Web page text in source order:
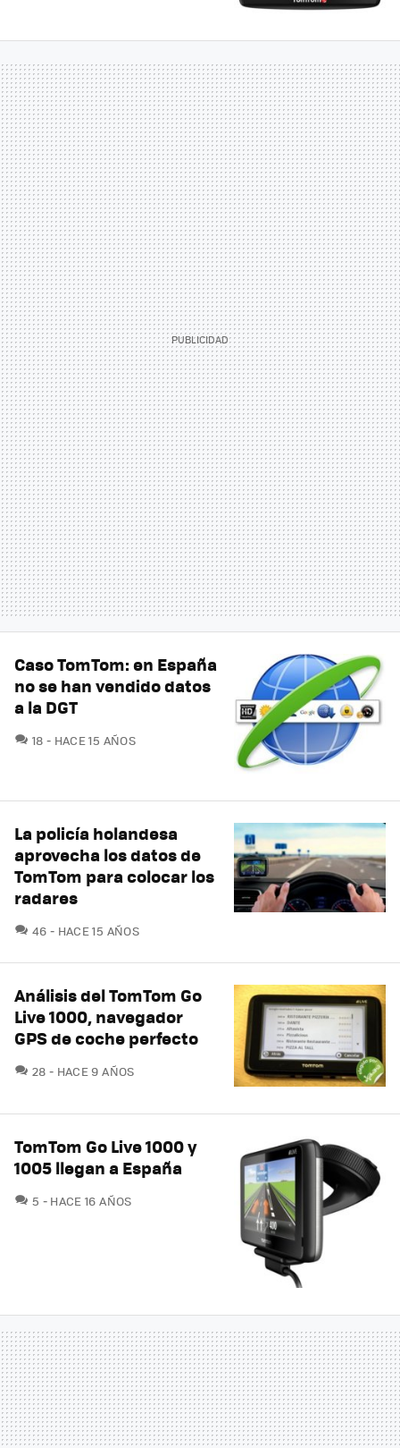
Caso TomTom: en España
no se han vendido datos
a la DGT
18 COMENTARIOS
HACE 15 AÑOS
La policía holandesa
aprovecha los datos de
TomTom para colocar los
radares
46 COMENTARIOS
HACE 15 AÑOS
Análisis del TomTom Go
Live 1000, navegador
GPS de coche perfecto
28 COMENTARIOS
HACE 9 AÑOS
TomTom Go Live 1000 y
1005 llegan a España
5 COMENTARIOS
HACE 16 AÑOS